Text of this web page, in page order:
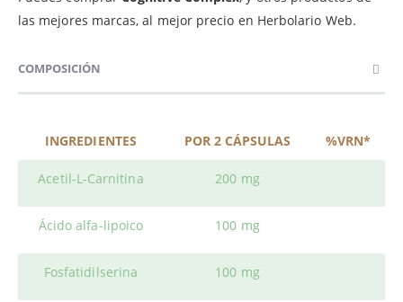
las mejores marcas, al mejor precio en Herbolario Web.
COMPOSICIÓN
INGREDIENTES POR 2 CÁPSULAS %VRN*
Acetil-L-Carnitina 200 mg
Ácido alfa-lipoico 100 mg
Fosfatidilserina 100 mg